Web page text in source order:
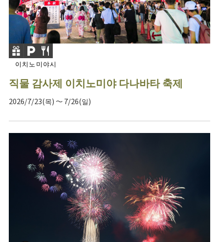
이치노미야시
직물 감사제 이치노미야 다나바타 축제
2026/7/23(목) ～ 7/26(일)